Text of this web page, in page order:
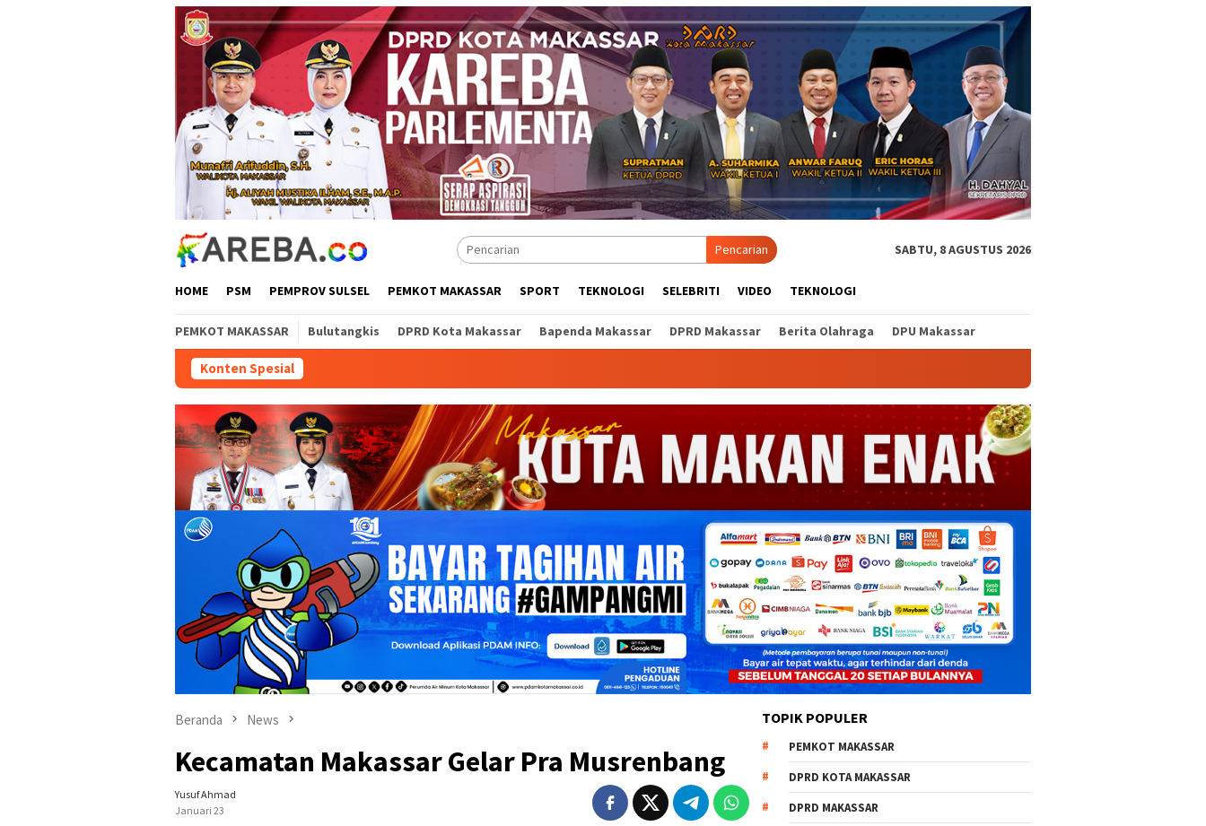
Pencarian SABTU, 8 AGUSTUS 2026
HOME PSM PEMPROV SULSEL PEMKOT MAKASSAR SPORT TEKNOLOGI SELEBRITI VIDEO TEKNOLOGI
PEMKOT MAKASSAR Bulutangkis DPRD Kota Makassar Bapenda Makassar DPRD Makassar Berita Olahraga DPU Makassar
Konten Spesial
Beranda News
Kecamatan Makassar Gelar Pra Musrenbang
Yusuf Ahmad
Januari 23
TOPIK POPULER
PEMKOT MAKASSAR
DPRD KOTA MAKASSAR
DPRD MAKASSAR